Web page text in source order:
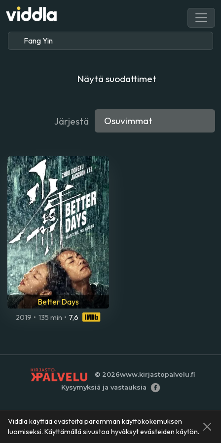
Näytä suodattimet
Järjestä
Better Days
2019 • 135 min • 7,6
© 2026www.kirjastopalvelu.fi
Kysymyksiä ja vastauksia
Viddla käyttää evästeitä paremman käyttökokemuksen
luomiseksi. Käyttämällä sivustoa hyväksyt evästeiden käytön.